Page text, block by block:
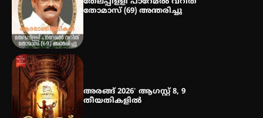
തേലപ്പിളളി പാറേമൽ വറീത്
തോമാസ് (69) അന്തരിച്ചു
അരങ്ങ് 2026′ ആഗസ്റ്റ് 8, 9
തീയതികളിൽ